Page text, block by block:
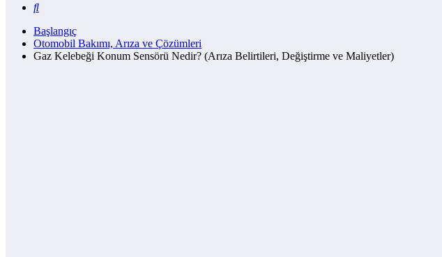
Başlangıç
Otomobil Bakımı, Arıza ve Çözümleri
Gaz Kelebeği Konum Sensörü Nedir? (Arıza Belirtileri, Değiştirme ve Maliyetler)